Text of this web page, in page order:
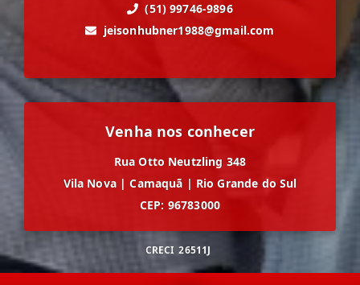
(51) 99746-9896
jeisonhubner1988@gmail.com
Venha nos conhecer
Rua Otto Neutzling 348
Vila Nova | Camaquã | Rio Grande do Sul
CEP: 96783000
CRECI 26511J